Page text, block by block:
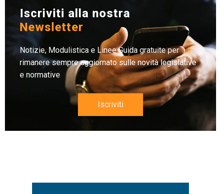
Iscriviti alla nostra
Newsletter
Notizie, Modulistica e Linee Guida gratuite per
rimanere sempre aggiornato sulle novità legislative
e normative
Iscriviti